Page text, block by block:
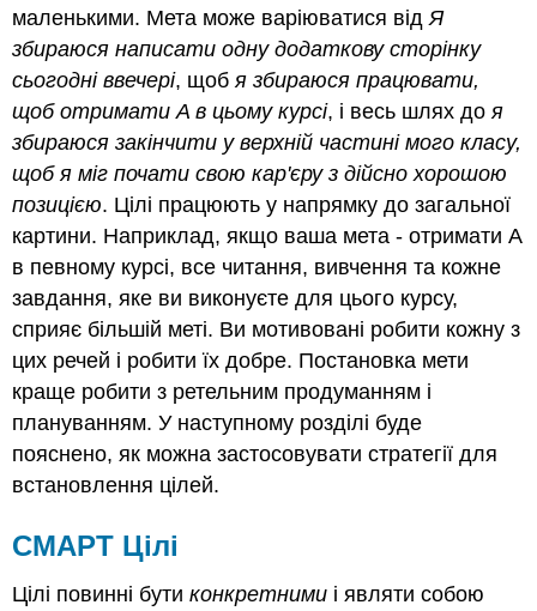
маленькими. Мета може варіюватися відЯ
збираюся написати одну додаткову сторінку
сьогодні ввечері, щобя збираюся працювати,
щоб отримати A в цьому курсі, і весь шлях доя
збираюся закінчити у верхній частині мого класу,
щоб я міг почати свою кар'єру з дійсно хорошою
позицією. Цілі працюють у напрямку до загальної
картини. Наприклад, якщо ваша мета - отримати A
в певному курсі, все читання, вивчення та кожне
завдання, яке ви виконуєте для цього курсу,
сприяє більшій меті. Ви мотивовані робити кожну з
цих речей і робити їх добре. Постановка мети
краще робити з ретельним продуманням і
плануванням. У наступному розділі буде
пояснено, як можна застосовувати стратегії для
встановлення цілей.
СМАРТ Цілі
Цілі повинні бутиконкретними і являти собою